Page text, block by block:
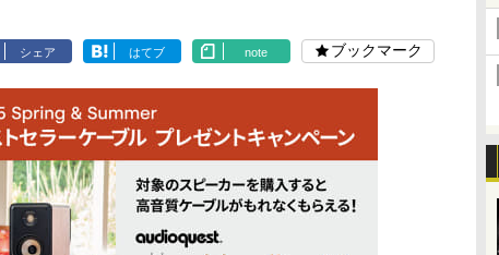
シェア はてブ note ブックマーク